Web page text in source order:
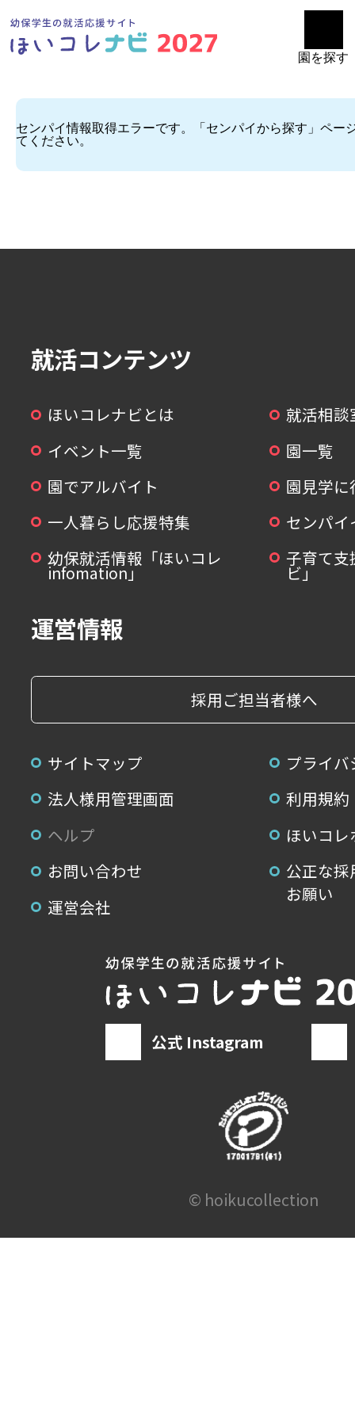
園を探す
センパイ情報取得エラーです。「センパイから探す」ペー
てください。
就活コンテンツ
ほいコレナビとは
就活相談
イベント一覧
園一覧
園でアルバイト
園見学
一人暮らし応援特集
センパ
幼保就活情報「ほいコレ
infomation」
子育て支
ビ」
運営情報
採用ご担当者様へ
サイトマップ
プライ
法人様用管理画面
利用規約
ヘルプ
ほいコ
お問い合わせ
公正な
お願い
運営会社
公式 Instagram
© hoikucollection